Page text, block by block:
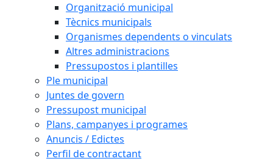
Organització municipal
Tècnics municipals
Organismes dependents o vinculats
Altres administracions
Pressupostos i plantilles
Ple municipal
Juntes de govern
Pressupost municipal
Plans, campanyes i programes
Anuncis / Edictes
Perfil de contractant